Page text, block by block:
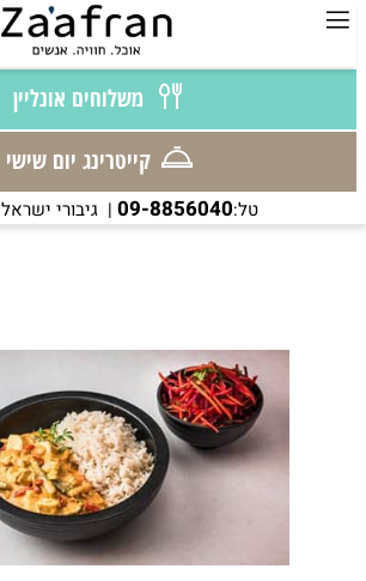
משלוחים אונליין
קייטרינג יום שישי
טל:09-8856040| גיבורי ישראל 5, נתניה